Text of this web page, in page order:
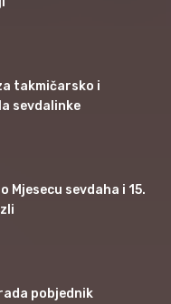
takmičarsko i
sevdalinke
Mjesecu sevdaha i 15.
pobjednik